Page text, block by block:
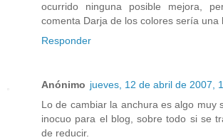
ocurrido ninguna posible mejora,
comenta Darja de los colores sería una
Responder
Anónimo jueves, 12 de abril de 2007,
Lo de cambiar la anchura es algo muy
inocuo para el blog, sobre todo si se
de reducir.